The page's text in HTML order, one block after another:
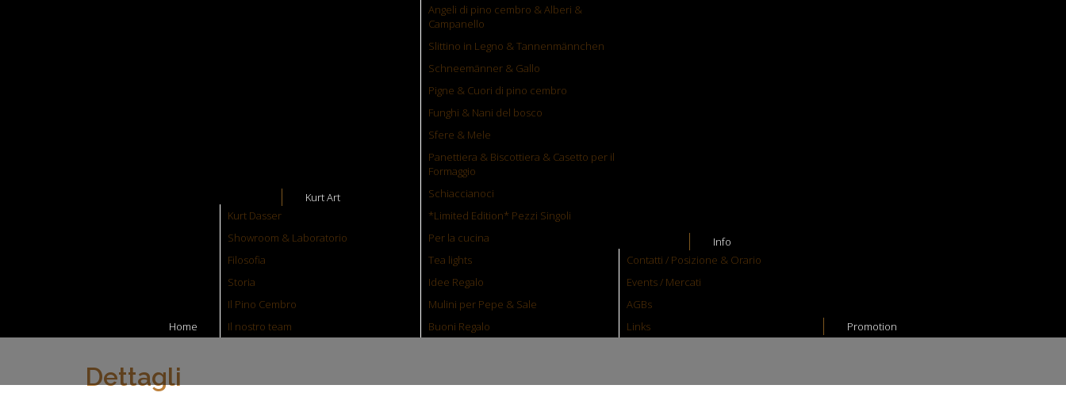
Home
Kurt Art
Kurt Dasser
Showroom & Laboratorio
Filosofia
Storia
Il Pino Cembro
Il nostro team
Angeli di pino cembro & Alberi &
Campanello
Slittino in Legno & Tannenmännchen
Schneemänner & Gallo
Pigne & Cuori di pino cembro
Funghi & Nani del bosco
Sfere & Mele
Panettiera & Biscottiera & Casetto per il
Formaggio
Schiaccianoci
*Limited Edition* Pezzi Singoli
Per la cucina
Tea lights
Idee Regalo
Mulini per Pepe & Sale
Buoni Regalo
Info
Contatti / Posizione & Orario
Events / Mercati
AGBs
Links
Promotion
Condizione:Nuovo prodotto
Dim.: ca. 7 cm & 10 ml
Si prega di notare che tutte le immagini e le misure possono
differire dall'originale. Le foto mostrate online sono campioni, le
che possono variare, in quanto si tratta di un prodotto naturale
fatto a mano (legno) e quindi ognuno è unico.
Maggiori dettagli
Stampa
Dettagli